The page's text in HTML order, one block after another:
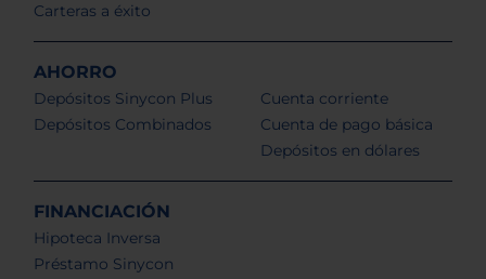
Carteras a éxito
AHORRO
Depósitos Sinycon Plus
Depósitos Combinados
Cuenta corriente
Cuenta de pago básica
Depósitos en dólares
FINANCIACIÓN
Hipoteca Inversa
Préstamo Sinycon